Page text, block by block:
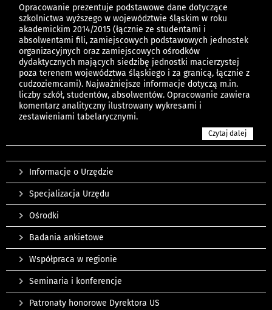
Opracowanie prezentuje podstawowe dane dotyczące
szkolnictwa wyższego w województwie śląskim w roku
akademickim 2014/2015 (łącznie ze studentami i
absolwentami fili, zamiejscowych podstawowych jednostek
organizacyjnych oraz zamiejscowych ośrodków
dydaktycznych mających siedzibę jednostki macierzystej
poza terenem województwa śląskiego i za granicą, łącznie z
cudzoziemcami). Najważniejsze informacje dotyczą m.in.
liczby szkół, studentów, absolwentów. Opracowanie zawiera
komentarz analityczny ilustrowany wykresami i
zestawieniami tabelarycznymi.
Czytaj dalej
Informacje o Urzędzie
Specjalizacja Urzędu
Ośrodki
Badania ankietowe
Współpraca w regionie
Seminaria i konferencje
Patronaty honorowe Dyrektora US